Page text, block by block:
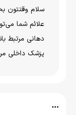
سلام وقتتون
علائم شما
دهانی مرتبط
پزشک داخلی
...